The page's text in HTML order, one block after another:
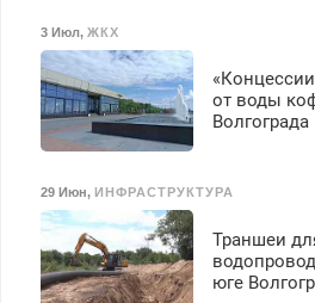
3 Июл, ЖКХ
от воды
Волгограда
29 Июн, ИНФРАСТРУКТУРА
Траншеи
юге